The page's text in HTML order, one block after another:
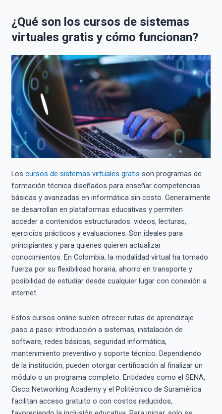
¿Qué son los cursos de sistemas
virtuales gratis y cómo funcionan?
Los cursos de sistemas virtuales gratis son programas de
formación técnica diseñados para enseñar competencias
básicas y avanzadas en informática sin costo. Generalmente
se desarrollan en plataformas educativas y permiten
acceder a contenidos estructurados: videos, lecturas,
ejercicios prácticos y evaluaciones. Son ideales para
principiantes y para quienes quieren actualizar
conocimientos. En Colombia, la modalidad virtual ha tomado
fuerza por su flexibilidad horaria, ahorro en transporte y
posibilidad de estudiar desde cualquier lugar con conexión a
internet.
Estos cursos online suelen ofrecer rutas de aprendizaje
paso a paso: introducción a sistemas, instalación de
software, redes básicas, seguridad informática,
mantenimiento preventivo y soporte técnico. Dependiendo
de la institución, pueden otorgar certificación al finalizar un
módulo o un programa completo. Entidades como el SENA,
Cisco Networking Academy y el Politécnico de Suramérica
facilitan acceso gratuito o con costos reducidos,